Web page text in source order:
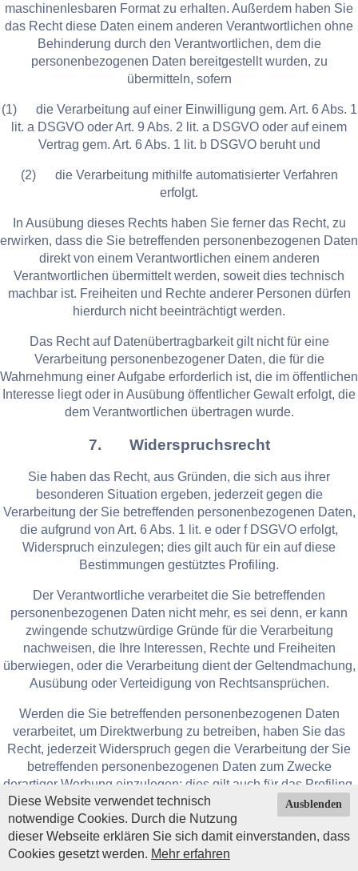
maschinenlesbaren Format zu erhalten. Außerdem haben Sie
das Recht diese Daten einem anderen Verantwortlichen ohne
Behinderung durch den Verantwortlichen, dem die
personenbezogenen Daten bereitgestellt wurden, zu
übermitteln, sofern
(1) die Verarbeitung auf einer Einwilligung gem. Art. 6 Abs. 1
lit. a DSGVO oder Art. 9 Abs. 2 lit. a DSGVO oder auf einem
Vertrag gem. Art. 6 Abs. 1 lit. b DSGVO beruht und
(2) die Verarbeitung mithilfe automatisierter Verfahren
erfolgt.
In Ausübung dieses Rechts haben Sie ferner das Recht, zu
erwirken, dass die Sie betreffenden personenbezogenen Daten
direkt von einem Verantwortlichen einem anderen
Verantwortlichen übermittelt werden, soweit dies technisch
machbar ist. Freiheiten und Rechte anderer Personen dürfen
hierdurch nicht beeinträchtigt werden.
Das Recht auf Datenübertragbarkeit gilt nicht für eine
Verarbeitung personenbezogener Daten, die für die
Wahrnehmung einer Aufgabe erforderlich ist, die im öffentlichen
Interesse liegt oder in Ausübung öffentlicher Gewalt erfolgt, die
dem Verantwortlichen übertragen wurde.
7. Widerspruchsrecht
Sie haben das Recht, aus Gründen, die sich aus ihrer
besonderen Situation ergeben, jederzeit gegen die
Verarbeitung der Sie betreffenden personenbezogenen Daten,
die aufgrund von Art. 6 Abs. 1 lit. e oder f DSGVO erfolgt,
Widerspruch einzulegen; dies gilt auch für ein auf diese
Bestimmungen gestütztes Profiling.
Der Verantwortliche verarbeitet die Sie betreffenden
personenbezogenen Daten nicht mehr, es sei denn, er kann
zwingende schutzwürdige Gründe für die Verarbeitung
nachweisen, die Ihre Interessen, Rechte und Freiheiten
überwiegen, oder die Verarbeitung dient der Geltendmachung,
Ausübung oder Verteidigung von Rechtsansprüchen.
Werden die Sie betreffenden personenbezogenen Daten
verarbeitet, um Direktwerbung zu betreiben, haben Sie das
Recht, jederzeit Widerspruch gegen die Verarbeitung der Sie
betreffenden personenbezogenen Daten zum Zwecke
derartiger Werbung einzulegen; dies gilt auch für das Profiling,
soweit es mit solcher Direktwerbung in Verbindung steht.
Widersprechen Sie der Verarbeitung für Zwecke der
Direktwerbung, so werden die Sie betreffenden
Ausblenden
Diese Website verwendet technisch
notwendige Cookies. Durch die Nutzung
dieser Webseite erklären Sie sich damit einverstanden, dass
Cookies gesetzt werden. Mehr erfahren